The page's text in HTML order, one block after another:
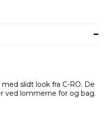
slidt look fra C-RO. De
ved lommerne for og bag.